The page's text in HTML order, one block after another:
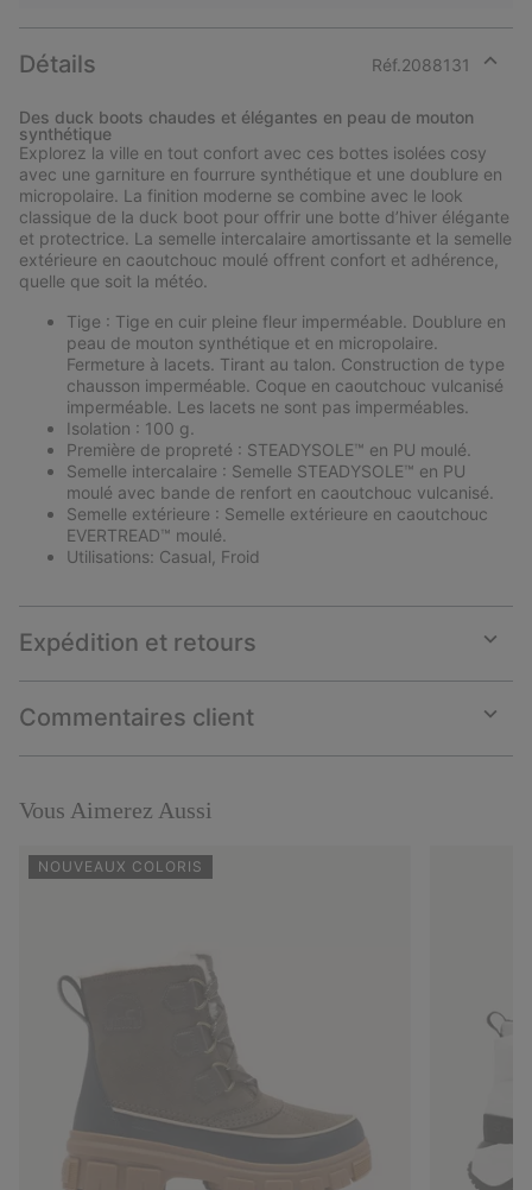
Détails Réf. 2088131
section
Des duck boots chaudes et élégantes en peau de mouton
synthétique
Explorez la ville en tout confort avec ces bottes isolées cosy
avec une garniture en fourrure synthétique et une doublure en
micropolaire. La finition moderne se combine avec le look
classique de la duck boot pour offrir une botte d’hiver élégante
et protectrice. La semelle intercalaire amortissante et la semelle
extérieure en caoutchouc moulé offrent confort et adhérence,
quelle que soit la météo.
Tige : Tige en cuir pleine fleur imperméable. Doublure en
peau de mouton synthétique et en micropolaire.
Fermeture à lacets. Tirant au talon. Construction de type
chausson imperméable. Coque en caoutchouc vulcanisé
imperméable. Les lacets ne sont pas imperméables.
Isolation : 100 g.
Première de propreté : STEADYSOLE™ en PU moulé.
Semelle intercalaire : Semelle STEADYSOLE™ en PU
moulé avec bande de renfort en caoutchouc vulcanisé.
Semelle extérieure : Semelle extérieure en caoutchouc
EVERTREAD™ moulé.
Utilisations: Casual, Froid
Expédition et retours
or
Commentaires client
or
Vous Aimerez Aussi
NOUVEAUX COLORIS